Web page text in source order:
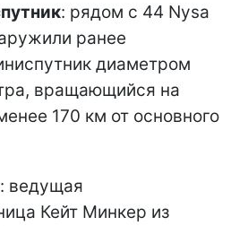
: рядом с 44 Nysa
ранее
диаметром
вращающийся на
170 км от основного
: ведущая
Кейт Минкер из